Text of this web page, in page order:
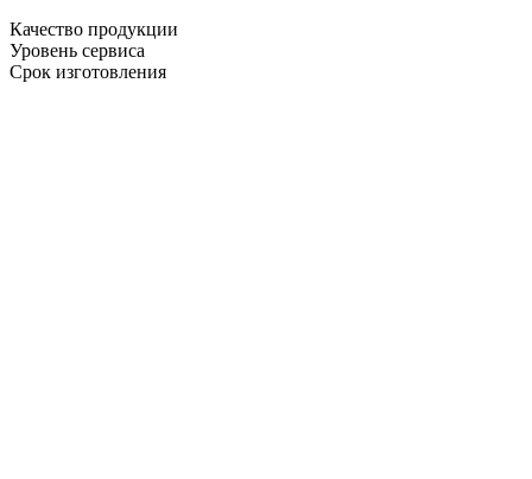
Качество продукции
Уровень сервиса
Срок изготовления